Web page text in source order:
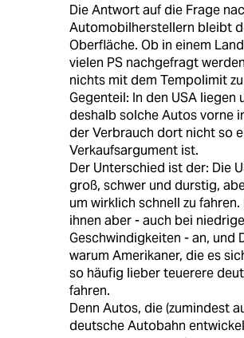
Die Antwort auf die Frage
Automobilherstellern bleibt
Oberfläche. Ob in einem
vielen PS nachgefragt
nichts mit dem Tempolimit
Gegenteil: In den USA liegen
deshalb solche Autos vorne
der Verbrauch dort nicht so
Verkaufsargument ist.
Der Unterschied ist der: Die
groß, schwer und durstig,
um wirklich schnell zu
ihnen aber - auch bei
Geschwindigkeiten - an, und
warum Amerikaner, die es
so häufig lieber teuerere
fahren.
Denn Autos, die (zumindest
deutsche Autobahn